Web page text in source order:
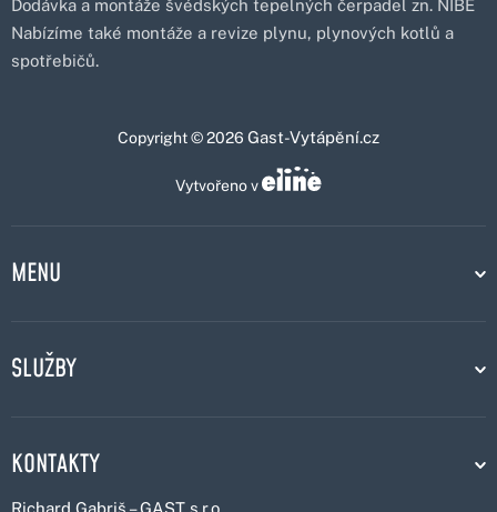
Dodávka a montáže švédských tepelných čerpadel zn. NIBE
Nabízíme také montáže a revize plynu, plynových kotlů a
spotřebičů.
Copyright © 2026 Gast-Vytápění.cz
Vytvořeno v
MENU
SLUŽBY
KONTAKTY
Richard Gabriš – GAST s.r.o.